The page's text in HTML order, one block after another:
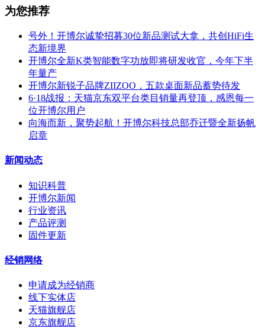
为您推荐
号外！开博尔诚挚招募30位新品测试大拿，共创HiFi生
态新境界
开博尔全新K类智能数字功放即将研发收官，今年下半
年量产
开博尔新锐子品牌ZIIZOO，五款桌面新品蓄势待发
6·18战报：天猫京东双平台类目销量再登顶，感恩每一
位开博尔用户
向海而新，聚势起航！开博尔科技总部乔迁暨全新扬帆
启章
新闻动态
知识科普
开博尔新闻
行业资讯
产品评测
固件更新
经销网络
申请成为经销商
线下实体店
天猫旗舰店
京东旗舰店